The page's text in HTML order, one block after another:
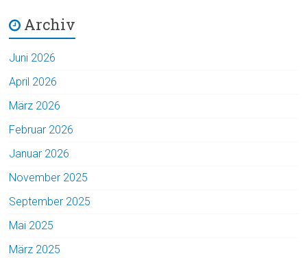
Archiv
Juni 2026
April 2026
März 2026
Februar 2026
Januar 2026
November 2025
September 2025
Mai 2025
März 2025